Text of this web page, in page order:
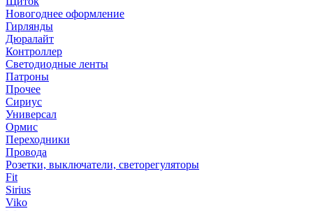
Новогоднее оформление
Гирлянды
Дюралайт
Контроллер
Светодиодные ленты
Патроны
Прочее
Сириус
Универсал
Ормис
Переходники
Провода
Розетки, выключатели, светорегуляторы
Fit
Sirius
Viko